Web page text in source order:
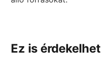
Ez is érdekelhet